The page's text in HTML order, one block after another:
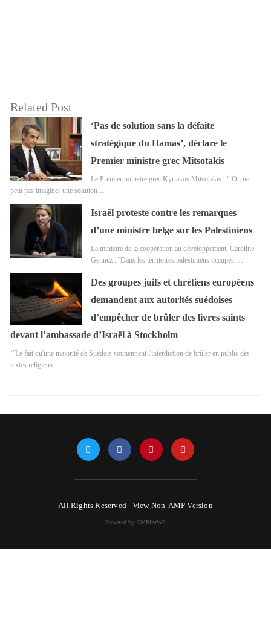
Related Post
‘Pas de solution sans la défaite
stratégique du Hamas’, déclare le
Premier ministre grec Mitsotakis
Le Premier ministre grec Kyriakos Mitsotakis : " On ne
peut pas imaginer une solution…
Israël proteste contre les remarques
d’une ministre belge sur les Palestiniens
La ministre de la coopération au développement, Caroline
Gennez : ''Dans les territoires palestiniens occupés,…
Des groupes juifs et chrétiens européens
demandent aux autorités suédoises
d’empêcher de brûler des livres saints
devant l’ambassade d’Israël à Stockholm
‘’Le fait qu'une majorité de Suédois soutiennent l'interdiction de brûler en public des
textes religieux…
All Rights Reserved | View Non-AMP Version
Powered by AMPforWP